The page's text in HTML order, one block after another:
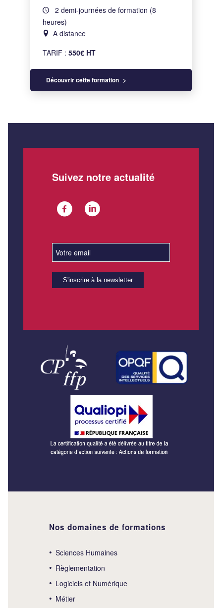
2 demi-journées de formation (8
heures)
A distance
TARIF :550€ HT
Découvrir cette formation
Suivez notre actualité
Nos domaines de formations
Sciences Humaines
Règlementation
Logiciels et Numérique
Métier